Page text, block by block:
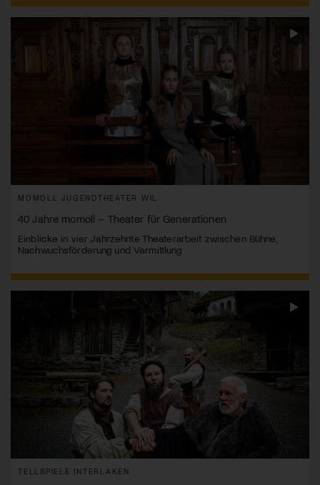
MOMOLL JUGENDTHEATER WIL
40 Jahre momoll – Theater für Generationen
Einblicke in vier Jahrzehnte Theaterarbeit zwischen Bühne,
Nachwuchsförderung und Vermittlung
TELLSPIELE INTERLAKEN